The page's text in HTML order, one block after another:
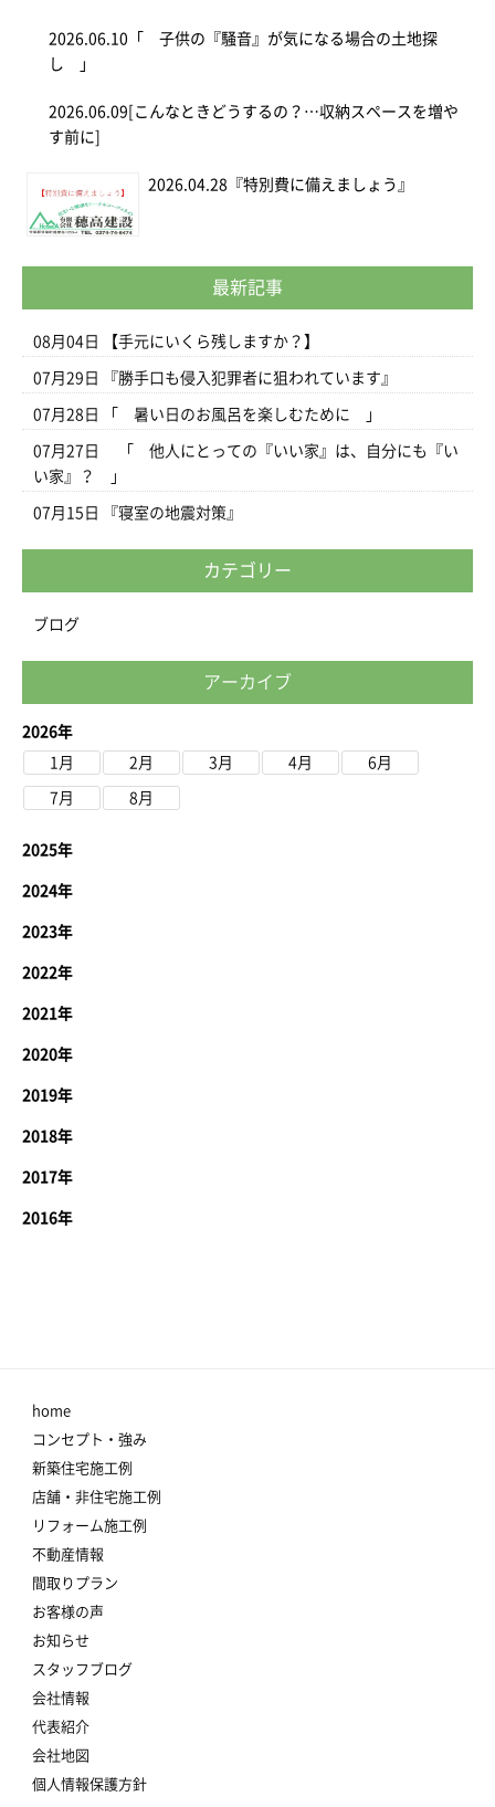
2026.06.10 「 子供の『騒音』が気になる場合の土地探
し 」
2026.06.09 [こんなときどうするの？…収納スペースを増や
す前に]
2026.04.28 『特別費に備えましょう』
最新記事
08月04日 【手元にいくら残しますか？】
07月29日 『勝手口も侵入犯罪者に狙われています』
07月28日 「 暑い日のお風呂を楽しむために 」
07月27日
「 他人にとっての『いい家』は、自分にも『い
い家』？ 」
07月15日 『寝室の地震対策』
カテゴリー
ブログ
アーカイブ
2026年
1月
2月 3月 4月 6月
7月 8月
2025年
2024年
2023年
2022年
2021年
2020年
2019年
2018年
2017年
2016年
home
コンセプト・強み
新築住宅施工例
店舗・非住宅施工例
リフォーム施工例
不動産情報
間取りプラン
お客様の声
お知らせ
スタッフブログ
会社情報
代表紹介
会社地図
個人情報保護方針